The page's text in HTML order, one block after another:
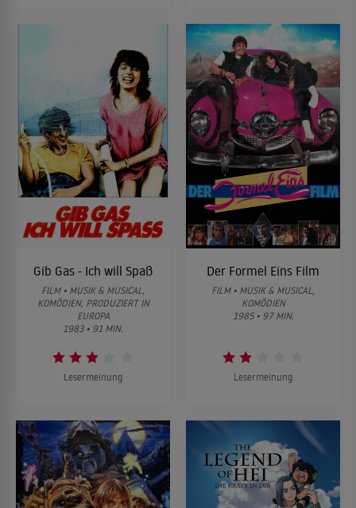
Gib Gas - Ich will Spaß
FILM • MUSIK & MUSICAL,
KOMÖDIEN, PRODUZIERT IN
EUROPA
1983 • 91 MIN.
Lesermeinung
Der Formel Eins Film
FILM • MUSIK & MUSICAL,
KOMÖDIEN
1985 • 97 MIN.
Lesermeinung